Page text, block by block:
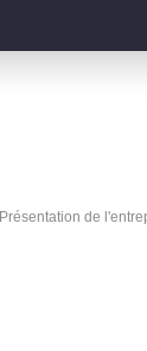
Présentation de